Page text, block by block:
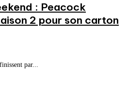
: Peacock
2 pour son carton
par...